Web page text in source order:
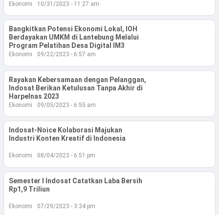
Ekonomi 10/31/2023 - 11:27 am
Bangkitkan Potensi Ekonomi Lokal, IOH
Berdayakan UMKM di Lantebung Melalui
Program Pelatihan Desa Digital IM3
Ekonomi 09/22/2023 - 6:57 am
Rayakan Kebersamaan dengan Pelanggan,
Indosat Berikan Ketulusan Tanpa Akhir di
Harpelnas 2023
Ekonomi 09/05/2023 - 6:55 am
Indosat-Noice Kolaborasi Majukan
Industri Konten Kreatif di Indonesia
Ekonomi 08/04/2023 - 6:51 pm
Semester I Indosat Catatkan Laba Bersih
Rp1,9 Triliun
Ekonomi 07/29/2023 - 3:34 pm